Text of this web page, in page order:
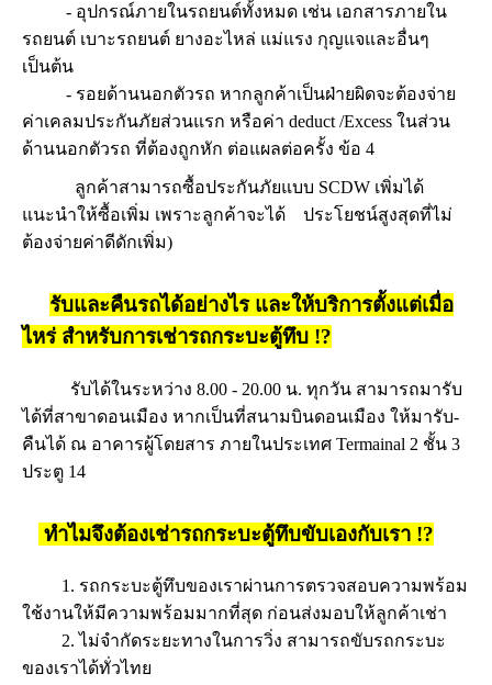
- อุปกรณ์ภายในรถยนต์ทั้งหมด เช่น เอกสารภายใน
รถยนต์ เบาะรถยนต์ ยางอะไหล่ แม่แรง กุญแจและอื่นๆ
เป็นต้น
- รอยด้านนอกตัวรถ หากลูกค้าเป็นฝ่ายผิดจะต้องจ่าย
ค่าเคลมประกันภัยส่วนแรก หรือค่า deduct /Excess ในส่วน
ด้านนอกตัวรถ ที่ต้องถูกหัก ต่อแผลต่อครั้ง ข้อ 4
ลูกค้าสามารถซื้อประกันภัยแบบ SCDW เพิ่มได้
แนะนำให้ซื้อเพิ่ม เพราะลูกค้าจะได้ ประโยชน์สูงสุดที่ไม่
ต้องจ่ายค่าดีดักเพิ่ม)
รับและคืนรถได้อย่างไร และให้บริการตั้งแต่เมื่อ
ไหร่ สำหรับการเช่ารถกระบะตู้ทึบ !?
รับได้ในระหว่าง 8.00 - 20.00 น. ทุกวัน สามารถมารับ
ได้ที่สาขาดอนเมือง หากเป็นที่สนามบินดอนเมือง ให้มารับ-
คืนได้ ณ อาคารผู้โดยสาร ภายในประเทศ Termainal 2 ชั้น 3
ประตู 14
ทำไมจึงต้องเช่ารถกระบะตู้ทึบขับเองกับเรา !?
1. รถกระบะตู้ทึบของเราผ่านการตรวจสอบความพร้อม
ใช้งานให้มีความพร้อมมากที่สุด ก่อนส่งมอบให้ลูกค้าเช่า
2. ไม่จำกัดระยะทางในการวิ่ง สามารถขับรถกระบะ
ของเราได้ทั่วไทย